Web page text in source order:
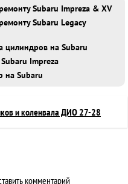
Subaru Impreza & XV
Subaru Legacy
цилиндров на Subaru
Impreza
на Subaru
и коленвала ДИО 27-28
комментарий